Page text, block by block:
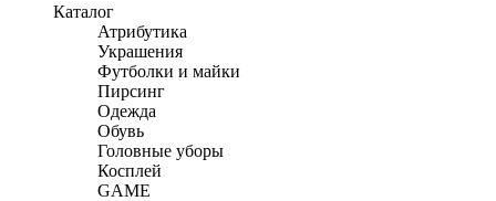
Каталог
Атрибутика
Украшения
Футболки и майки
Пирсинг
Одежда
Обувь
Головные уборы
Косплей
GAME